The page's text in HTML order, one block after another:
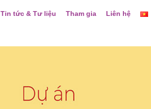
Tin tức & Tư liệu Tham gia Liên hệ